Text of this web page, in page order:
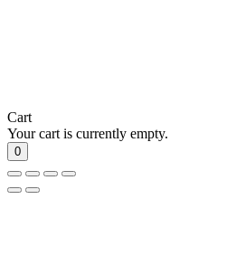
Cart
Your cart is currently empty.
0